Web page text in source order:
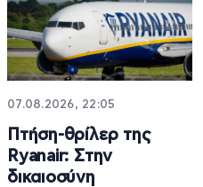
07.08.2026, 22:05
Πτήση-θρίλερ της
Ryanair: Στην
δικαιοσύνη